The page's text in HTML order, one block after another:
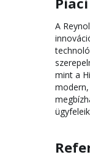
A
mint a